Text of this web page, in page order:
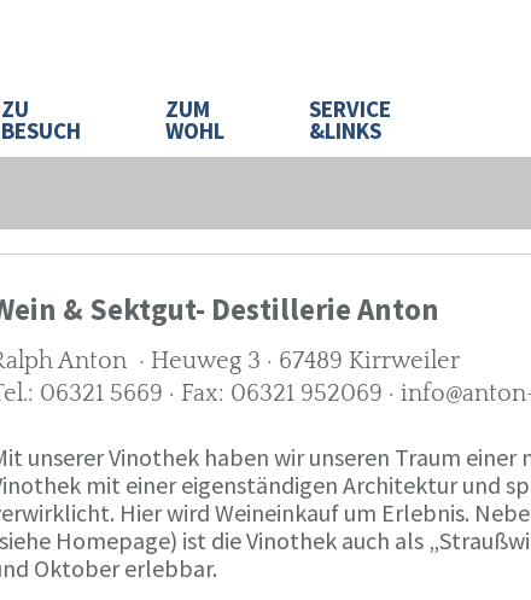
ZU
BESUCH
ZUM
WOHL
SERVICE
&LINKS
& Sektgut- Destillerie Anton
Anton · Heuweg 3 · 67489 Kirrweiler
06321 5669 · Fax: 06321 952069 ·
unserer Vinothek haben wir unseren Traum
mit einer eigenständigen Architektur und
Hier wird Weineinkauf um Erlebnis.
Homepage) ist die Vinothek auch als
Oktober erlebbar.